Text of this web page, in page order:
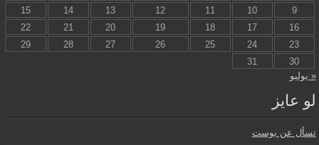
9
10
11
12
13
14
15
16
17
18
19
20
21
22
23
24
25
26
27
28
29
30
31
« يوليو
لو عايز
تسأل عن بوست